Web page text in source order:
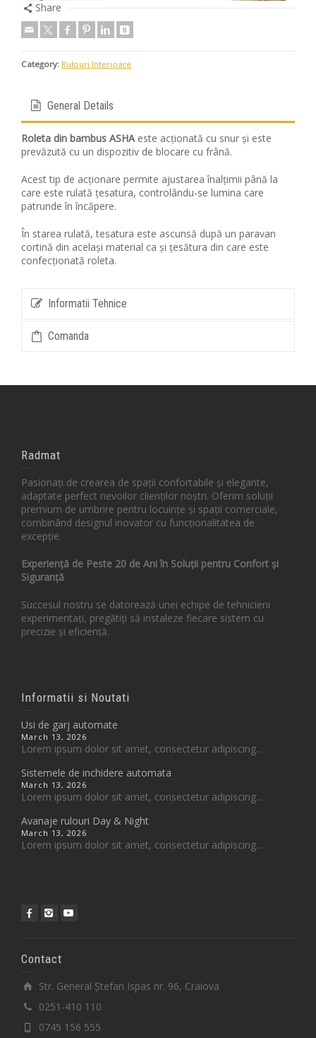
Share
Category: Rulouri Interioare
General Details
Roleta din bambus ASHAeste acționată cu snur și este
prevăzută cu un dispozitiv de blocare cu frână.
Acest tip de acționare permite ajustarea înalțimii până la
care este rulată țesatura, controlându-se lumina care
patrunde în încăpere.
În starea rulată, tesatura este ascunsă după un paravan
cortină din același material ca și țesătura din care este
confecționată roleta.
Informatii Tehnice
Comanda
Radmat
Pasionați de crearea de spații confortabile și elegante,
adaptate perfect nevoilor clienților noștri. Oferim soluții
premium de umbrire pentru locuințe și spații comerciale,
combinând designul inovator cu funcționalitatea de
excepție.
Experiență de Peste 20 de Ani în Soluții pentru Confort și
Siguranță
Succesul nostru se datorează unei echipe de tehnicieni
experimentați, pregătiți să instaleze fiecare sistem cu
precizie și eficiență.
Informatii si Noutati
Usi de garj automate
March 13, 2026
Lorem ipsum dolor sit amet, consectetur adipiscing...
Sistemele de inchidere automata
March 13, 2026
Lorem ipsum dolor sit amet, consectetur adipiscing...
Avanaje rulouri Day & Night
March 13, 2026
Lorem ipsum dolor sit amet, consectetur adipiscing...
Contact
Str. General Ștefan Ispas nr. 96, Craiova
0251-410 110
0745 156 555